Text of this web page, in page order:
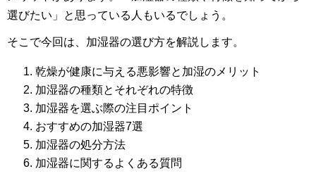
選びたい」と思っている人もいるでしょう。
そこで今回は、加湿器の選び方を解説します。
乾燥が健康に与える悪影響と加湿のメリット
加湿器の種類とそれぞれの特徴
加湿器を選ぶ際の注目ポイント
おすすめの加湿器7選
加湿器の処分方法
加湿器に関するよくある質問